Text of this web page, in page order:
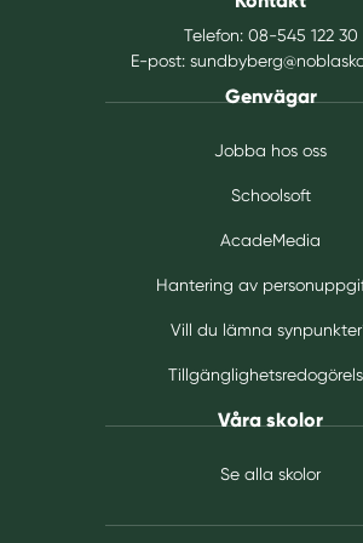
Telefon: 08-545 122 30
E-post:
Genvägar
Jobba hos oss
Schoolsoft
AcadeMedia
Hantering av
Vill du lämna
Våra skolor
Se alla skolor